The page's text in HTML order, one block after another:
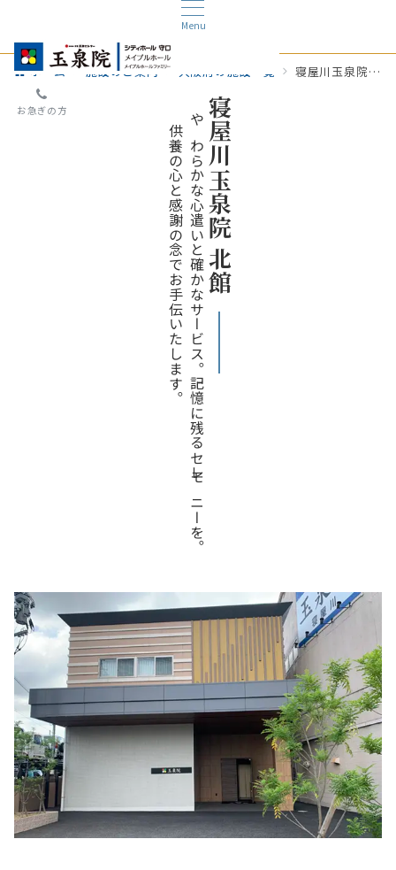
Menu
お急ぎの方
ホーム 施設のご案内 大阪府の施設一覧 寝屋川玉泉院北館
やわらかな心遣いと確かなサービス。記憶に残るセレモニーを。
供養の心と感謝の念でお手伝いたします。寝屋川玉泉院 北館